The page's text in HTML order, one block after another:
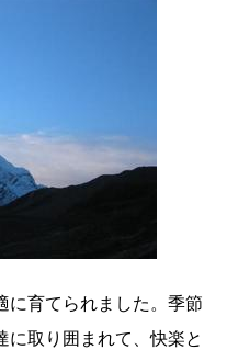
育てられました。季節
に取り囲まれて、快楽と